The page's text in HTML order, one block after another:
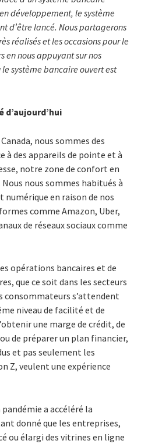
développement, le système
d’être lancé. Nous partagerons
réalisés et les occasions pour le
en nous appuyant sur nos
système bancaire ouvert est
d’aujourd’hui
nous sommes des
à des appareils de pointe et à
notre zone de confort en
Nous nous sommes habitués à
en raison de nos
comme Amazon, Uber,
de réseaux sociaux comme
opérations bancaires et de
que ce soit dans les secteurs
consommateurs s’attendent
niveau de facilité et de
une marge de crédit, de
de préparer un plan financier,
et pas seulement les
Z, veulent une expérience
a accéléré la
donné que les entreprises,
ou élargi des vitrines en ligne